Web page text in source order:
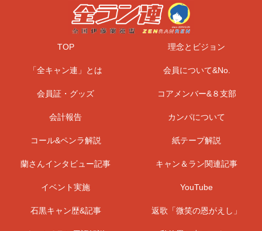
TOP 理念とビジョン
「全キャン連」とは 会員について&No.
会員証・グッズ コアメンバー&８支部
会計報告 カンパについて
コール&ペンラ解説 紙テープ解説
蘭さんインタビュー記事 キャン＆ラン関連記事
イベント実施 YouTube
石黒キャン歴&記事 返歌「微笑の恩がえし」